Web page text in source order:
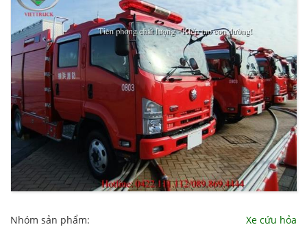
Nhóm sản phẩm:
Xe cứu hỏa